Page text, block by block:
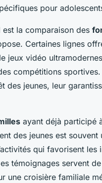
pour
est la comparaison des
Certaines lignes
jeux vidéo
compétitions
des jeunes, leur
ayant déjà participé
des jeunes est
qui favorisent
témoignages servent
une croisière familiale